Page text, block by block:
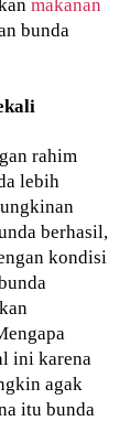
makanan
bunda
rahim
lebih
berhasil,
kondisi
ini karena
agak
itu bunda